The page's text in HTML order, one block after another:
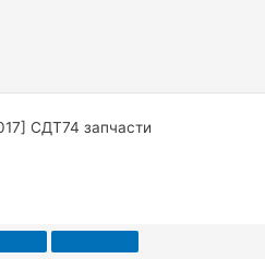
СДТ74 запчасти